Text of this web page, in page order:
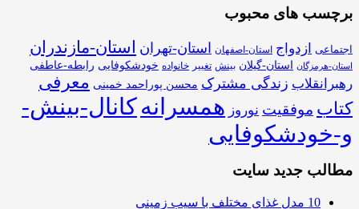
برچسب های محبوب
اجتماعی ازدواج استان-اصفهان استان-تهران استان-مازندران
استان-هرمزگان استان-گیلان بینش تغییر خانواده خودشکوفایی رابطه-عاطفی
رهبرانقلاب زندگی مشترک محسن پوراحمد خمینی معرفی
کتاب موفقیت نوروز همسرانهکانال-بینش-
و-خودشکوفایی
مطالب جدید سایت
10 مدل غذای مختلف با سیب زمینی